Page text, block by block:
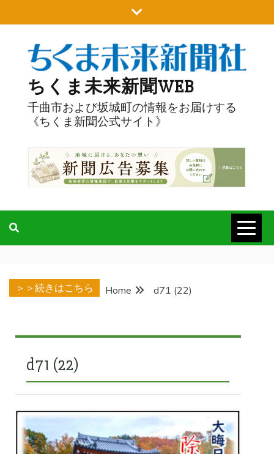
to
ちくま未来新聞WEB
千曲市および坂城町の情報をお届けする
《ちくま新聞公式サイト》
＞＞続きはこちら Home d71 (22)
d71 (22)